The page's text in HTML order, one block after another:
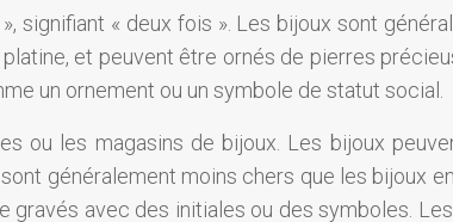
signifiant « deux fois ». Les bijoux sont
et peuvent être ornés de pierres
un ornement ou un symbole de statut social.
ou les magasins de bijoux. Les bijoux
généralement moins chers que les bijoux
avec des initiales ou des symboles.